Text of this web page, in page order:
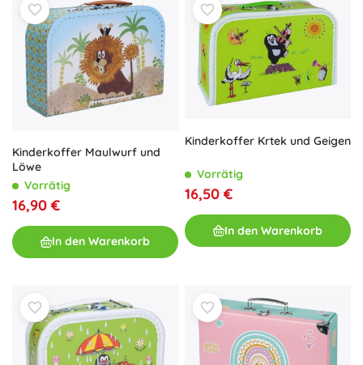
Kinderkoffer Maulwurf und
Löwe
Vorrätig
16,90 €
In den Warenkorb
Kinderkoffer Krtek und Geigen
Vorrätig
16,50 €
In den Warenkorb